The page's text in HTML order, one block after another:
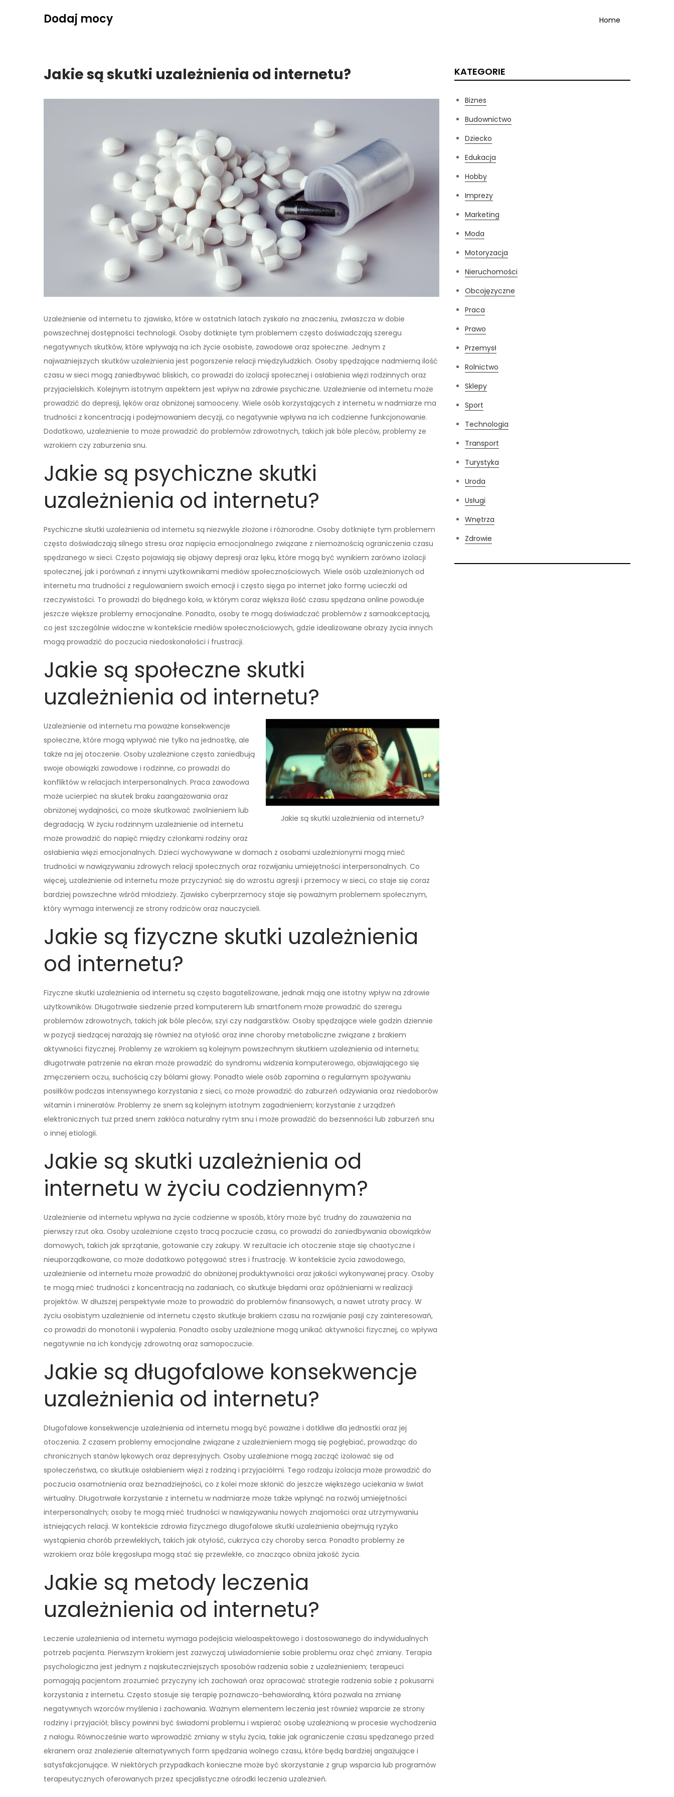
Dodaj mocy Home
Jakie są skutki uzależnienia od internetu?
Uzależnienie od internetu to zjawisko, które w ostatnich latach zyskało na znaczeniu, zwłaszcza w dobie
powszechnej dostępności technologii. Osoby dotknięte tym problemem często doświadczają szeregu
negatywnych skutków, które wpływają na ich życie osobiste, zawodowe oraz społeczne. Jednym z
najważniejszych skutków uzależnienia jest pogorszenie relacji międzyludzkich. Osoby spędzające nadmierną ilość
czasu w sieci mogą zaniedbywać bliskich, co prowadzi do izolacji społecznej i osłabienia więzi rodzinnych oraz
przyjacielskich. Kolejnym istotnym aspektem jest wpływ na zdrowie psychiczne. Uzależnienie od internetu może
prowadzić do depresji, lęków oraz obniżonej samooceny. Wiele osób korzystających z internetu w nadmiarze ma
trudności z koncentracją i podejmowaniem decyzji, co negatywnie wpływa na ich codzienne funkcjonowanie.
Dodatkowo, uzależnienie to może prowadzić do problemów zdrowotnych, takich jak bóle pleców, problemy ze
wzrokiem czy zaburzenia snu.
Jakie są psychiczne skutki
uzależnienia od internetu?
Psychiczne skutki uzależnienia od internetu są niezwykle złożone i różnorodne. Osoby dotknięte tym problemem
często doświadczają silnego stresu oraz napięcia emocjonalnego związane z niemożnością ograniczenia czasu
spędzanego w sieci. Często pojawiają się objawy depresji oraz lęku, które mogą być wynikiem zarówno izolacji
społecznej, jak i porównań z innymi użytkownikami mediów społecznościowych. Wiele osób uzależnionych od
internetu ma trudności z regulowaniem swoich emocji i często sięga po internet jako formę ucieczki od
rzeczywistości. To prowadzi do błędnego koła, w którym coraz większa ilość czasu spędzana online powoduje
jeszcze większe problemy emocjonalne. Ponadto, osoby te mogą doświadczać problemów z samoakceptacją,
co jest szczególnie widoczne w kontekście mediów społecznościowych, gdzie idealizowane obrazy życia innych
mogą prowadzić do poczucia niedoskonałości i frustracji.
Jakie są społeczne skutki
uzależnienia od internetu?
Jakie są skutki uzależnienia od internetu?
Uzależnienie od internetu ma poważne konsekwencje
społeczne, które mogą wpływać nie tylko na jednostkę, ale
także na jej otoczenie. Osoby uzależnione często zaniedbują
swoje obowiązki zawodowe i rodzinne, co prowadzi do
konfliktów w relacjach interpersonalnych. Praca zawodowa
może ucierpieć na skutek braku zaangażowania oraz
obniżonej wydajności, co może skutkować zwolnieniem lub
degradacją. W życiu rodzinnym uzależnienie od internetu
może prowadzić do napięć między członkami rodziny oraz
osłabienia więzi emocjonalnych. Dzieci wychowywane w domach z osobami uzależnionymi mogą mieć
trudności w nawiązywaniu zdrowych relacji społecznych oraz rozwijaniu umiejętności interpersonalnych. Co
więcej, uzależnienie od internetu może przyczyniać się do wzrostu agresji i przemocy w sieci, co staje się coraz
bardziej powszechne wśród młodzieży. Zjawisko cyberprzemocy staje się poważnym problemem społecznym,
który wymaga interwencji ze strony rodziców oraz nauczycieli.
Jakie są fizyczne skutki uzależnienia
od internetu?
Fizyczne skutki uzależnienia od internetu są często bagatelizowane, jednak mają one istotny wpływ na zdrowie
użytkowników. Długotrwałe siedzenie przed komputerem lub smartfonem może prowadzić do szeregu
problemów zdrowotnych, takich jak bóle pleców, szyi czy nadgarstków. Osoby spędzające wiele godzin dziennie
w pozycji siedzącej narażają się również na otyłość oraz inne choroby metaboliczne związane z brakiem
aktywności fizycznej. Problemy ze wzrokiem są kolejnym powszechnym skutkiem uzależnienia od internetu;
długotrwałe patrzenie na ekran może prowadzić do syndromu widzenia komputerowego, objawiającego się
zmęczeniem oczu, suchością czy bólami głowy. Ponadto wiele osób zapomina o regularnym spożywaniu
posiłków podczas intensywnego korzystania z sieci, co może prowadzić do zaburzeń odżywiania oraz niedoborów
witamin i minerałów. Problemy ze snem są kolejnym istotnym zagadnieniem; korzystanie z urządzeń
elektronicznych tuż przed snem zakłóca naturalny rytm snu i może prowadzić do bezsenności lub zaburzeń snu
o innej etiologii.
Jakie są skutki uzależnienia od
internetu w życiu codziennym?
Uzależnienie od internetu wpływa na życie codzienne w sposób, który może być trudny do zauważenia na
pierwszy rzut oka. Osoby uzależnione często tracą poczucie czasu, co prowadzi do zaniedbywania obowiązków
domowych, takich jak sprzątanie, gotowanie czy zakupy. W rezultacie ich otoczenie staje się chaotyczne i
nieuporządkowane, co może dodatkowo potęgować stres i frustrację. W kontekście życia zawodowego,
uzależnienie od internetu może prowadzić do obniżonej produktywności oraz jakości wykonywanej pracy. Osoby
te mogą mieć trudności z koncentracją na zadaniach, co skutkuje błędami oraz opóźnieniami w realizacji
projektów. W dłuższej perspektywie może to prowadzić do problemów finansowych, a nawet utraty pracy. W
życiu osobistym uzależnienie od internetu często skutkuje brakiem czasu na rozwijanie pasji czy zainteresowań,
co prowadzi do monotonii i wypalenia. Ponadto osoby uzależnione mogą unikać aktywności fizycznej, co wpływa
negatywnie na ich kondycję zdrowotną oraz samopoczucie.
Jakie są długofalowe konsekwencje
uzależnienia od internetu?
Długofalowe konsekwencje uzależnienia od internetu mogą być poważne i dotkliwe dla jednostki oraz jej
otoczenia. Z czasem problemy emocjonalne związane z uzależnieniem mogą się pogłębiać, prowadząc do
chronicznych stanów lękowych oraz depresyjnych. Osoby uzależnione mogą zacząć izolować się od
społeczeństwa, co skutkuje osłabieniem więzi z rodziną i przyjaciółmi. Tego rodzaju izolacja może prowadzić do
poczucia osamotnienia oraz beznadziejności, co z kolei może skłonić do jeszcze większego uciekania w świat
wirtualny. Długotrwałe korzystanie z internetu w nadmiarze może także wpłynąć na rozwój umiejętności
interpersonalnych; osoby te mogą mieć trudności w nawiązywaniu nowych znajomości oraz utrzymywaniu
istniejących relacji. W kontekście zdrowia fizycznego długofalowe skutki uzależnienia obejmują ryzyko
wystąpienia chorób przewlekłych, takich jak otyłość, cukrzyca czy choroby serca. Ponadto problemy ze
wzrokiem oraz bóle kręgosłupa mogą stać się przewlekłe, co znacząco obniża jakość życia.
Jakie są metody leczenia
uzależnienia od internetu?
Leczenie uzależnienia od internetu wymaga podejścia wieloaspektowego i dostosowanego do indywidualnych
potrzeb pacjenta. Pierwszym krokiem jest zazwyczaj uświadomienie sobie problemu oraz chęć zmiany. Terapia
psychologiczna jest jednym z najskuteczniejszych sposobów radzenia sobie z uzależnieniem; terapeuci
pomagają pacjentom zrozumieć przyczyny ich zachowań oraz opracować strategie radzenia sobie z pokusami
korzystania z internetu. Często stosuje się terapię poznawczo-behawioralną, która pozwala na zmianę
negatywnych wzorców myślenia i zachowania. Ważnym elementem leczenia jest również wsparcie ze strony
rodziny i przyjaciół; bliscy powinni być świadomi problemu i wspierać osobę uzależnioną w procesie wychodzenia
z nałogu. Równocześnie warto wprowadzić zmiany w stylu życia, takie jak ograniczenie czasu spędzanego przed
ekranem oraz znalezienie alternatywnych form spędzania wolnego czasu, które będą bardziej angażujące i
satysfakcjonujące. W niektórych przypadkach konieczne może być skorzystanie z grup wsparcia lub programów
terapeutycznych oferowanych przez specjalistyczne ośrodki leczenia uzależnień.
KATEGORIE
Biznes
Budownictwo
Dziecko
Edukacja
Hobby
Imprezy
Marketing
Moda
Motoryzacja
Nieruchomości
Obcojęzyczne
Praca
Prawo
Przemysł
Rolnictwo
Sklepy
Sport
Technologia
Transport
Turystyka
Uroda
Usługi
Wnętrza
Zdrowie